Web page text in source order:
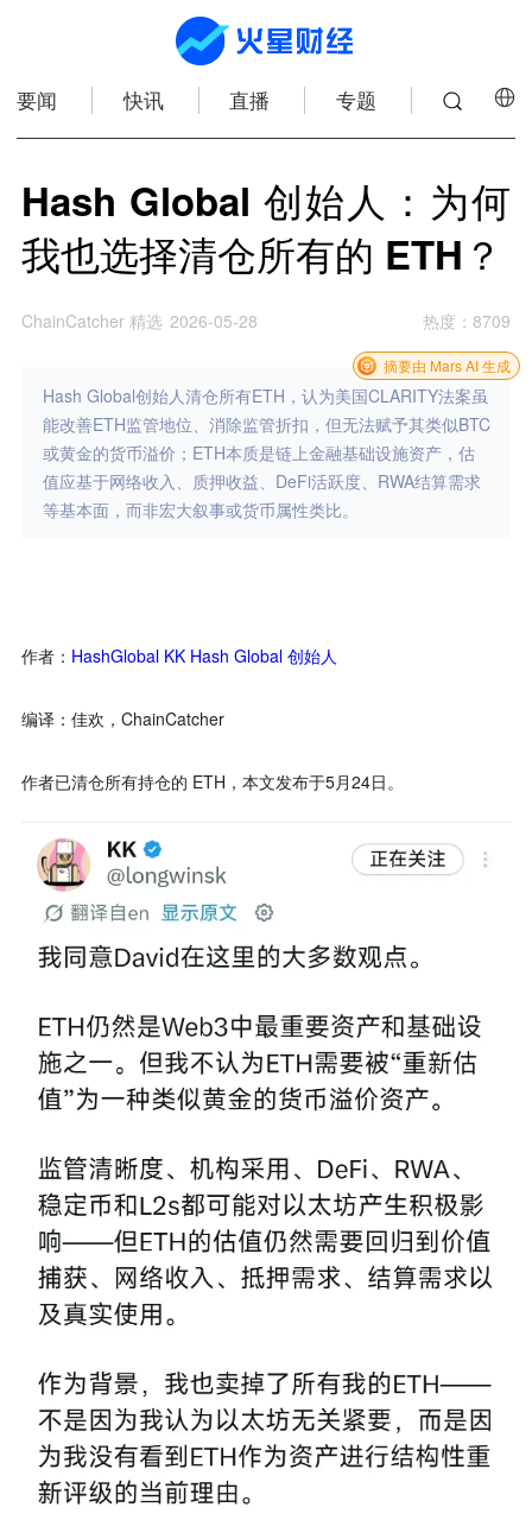
要闻 快讯 直播 专题
Hash Global 创始人：为何
我也选择清仓所有的 ETH？
ChainCatcher 精选 2026-05-28 热度 ：8709
Hash Global创始人清仓所有ETH，认为美国CLARITY法案虽
能改善ETH监管地位、消除监管折扣，但无法赋予其类似BTC
或黄金的货币溢价；ETH本质是链上金融基础设施资产，估
值应基于网络收入、质押收益、DeFi活跃度、RWA结算需求
等基本面，而非宏大叙事或货币属性类比。
摘要由 Mars AI 生成
作者： HashGlobal KK Hash Global 创始人
编译：佳欢，ChainCatcher
作者已清仓所有持仓的 ETH，本文发布于5月24日。